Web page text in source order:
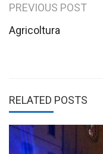
Post
navigation
PREVIOUS POST
Agricoltura
RELATED POSTS